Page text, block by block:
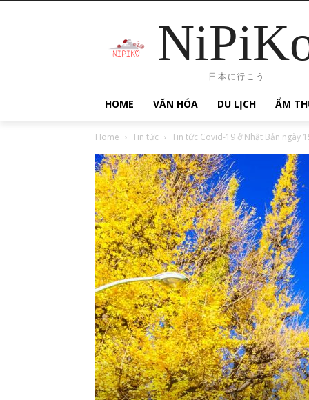
日本に行こう
HOME VĂN HÓA DU LỊCH ẨM
Home Tin tức Tin tức Covid-19 ở Nhật Bản ngày